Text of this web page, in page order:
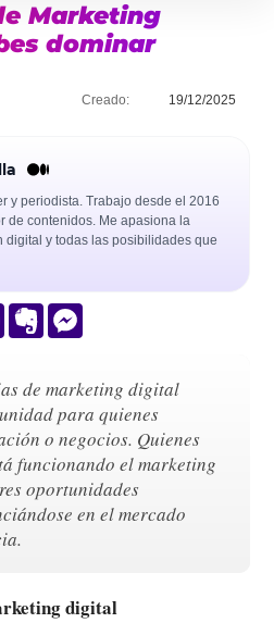
Marketing
dominar
Creado: 19/12/2025
y periodista. Trabajo desde el 2016
de contenidos. Me apasiona la
digital y todas las posibilidades que
PinterestEvernote
de marketing digital
para quienes
o negocios. Quienes
funcionando el marketing
oportunidades
en el mercado
digital